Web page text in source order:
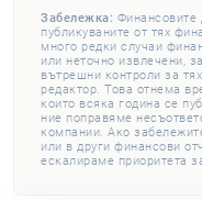
Забележка: Финансовите
публикуваните от тях
много редки случаи
или неточно извлечени,
вътрешни контроли за
редактор. Това отнема
които всяка година се
ние поправяме
компании. Ако
или в други финансови
ескалираме приоритета